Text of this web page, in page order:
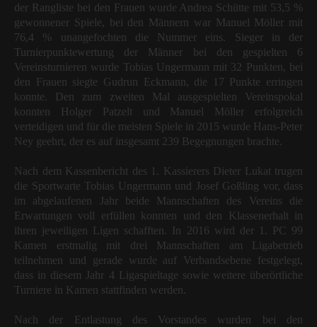
der Rangliste bei den Frauen wurde Andrea Schütte mit 53,5 %
gewonnener Spiele, bei den Männern war Manuel Möller mit
76,4 % unangefochten die Nummer eins. Sieger in der
Turnierpunktewertung der Männer bei den gespielten 6
Vereinsturnieren wurde Tobias Ungermann mit 32 Punkten, bei
den Frauen siegte Gudrun Eckmann, die 17 Punkte erringen
konnte. Den zum zweiten Mal ausgespielten Vereinspokal
konnten Holger Patzelt und Manuel Möller erfolgreich
verteidigen und für die meisten Spiele in 2015 wurde Hans-Peter
Ney geehrt, der es auf insgesamt 239 Begegnungen brachte.
Nach dem Kassenbericht des 1. Kassierers Dieter Lukat trugen
die Sportwarte Tobias Ungermann und Josef Goßling vor, dass
im abgelaufenen Jahr beide Mannschaften des Vereins die
Erwartungen voll erfüllen konnten und den Klassenerhalt in
ihren jeweiligen Ligen schafften. In 2016 wird der 1. PC 99
Kamen erstmalig mit drei Mannschaften am Ligabetrieb
teilnehmen und gerade wurde auf Verbandsebene festgelegt,
dass in diesem Jahr 4 Ligaspieltage sowie weitere überörtliche
Turniere in Kamen stattfinden werden.
Nach der Entlastung des Vorstandes wurden bei den